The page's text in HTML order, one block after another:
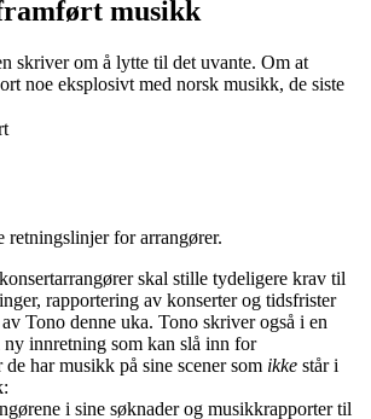
musikk
retningslinjer for arrangører.
skal stille tydeligere krav til
rapportering av konserter og tidsfrister
Tono denne uka. Tono skriver også i en
ny innretning som kan slå inn for
har musikk på sine scener som ikke står i
i sine søknader og musikkrapporter til